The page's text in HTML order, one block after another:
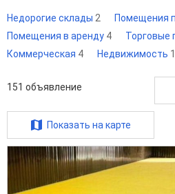
Недорогие склады 2 Помещения
Помещения в аренду 4 Торговые
Коммерческая 4 Недвижимость
151 объявление
Показать на карте